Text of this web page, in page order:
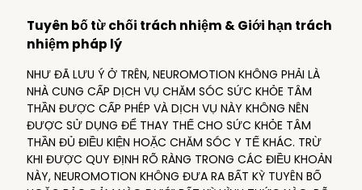
Tuyên bố từ chối trách nhiệm & Giới hạn trách
nhiệm pháp lý
NHƯ ĐÃ LƯU Ý Ở TRÊN, NEUROMOTION KHÔNG PHẢI LÀ
NHÀ CUNG CẤP DỊCH VỤ CHĂM SÓC SỨC KHỎE TÂM
THẦN ĐƯỢC CẤP PHÉP VÀ DỊCH VỤ NÀY KHÔNG NÊN
ĐƯỢC SỬ DỤNG ĐỂ THAY THẾ CHO SỨC KHỎE TÂM
THẦN ĐỦ ĐIỀU KIỆN HOẶC CHĂM SÓC Y TẾ KHÁC. TRỪ
KHI ĐƯỢC QUY ĐỊNH RÕ RÀNG TRONG CÁC ĐIỀU KHOẢN
NÀY, NEUROMOTION KHÔNG ĐƯA RA BẤT KỲ TUYÊN BỐ